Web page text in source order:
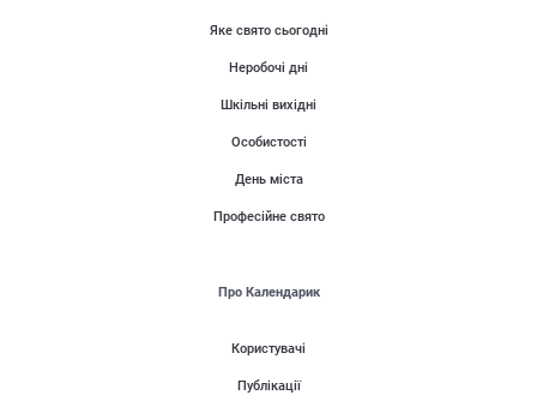
Яке свято сьогодні
Неробочі дні
Шкільні вихідні
Особистості
День міста
Професійне свято
Про Календарик
Користувачі
Публікації